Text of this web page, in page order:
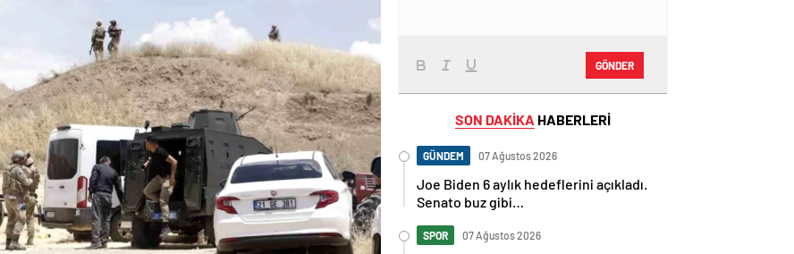
GÖNDER
SON DAKİKA HABERLERİ
GÜNDEM 07 Ağustos 2026
Joe Biden 6 aylık hedeflerini açıkladı.
Senato buz gibi…
SPOR 07 Ağustos 2026